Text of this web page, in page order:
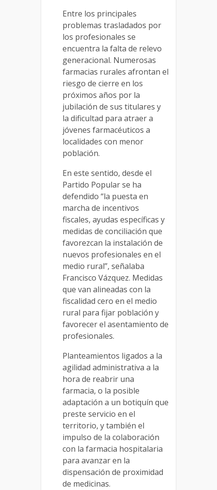
Entre los principales
problemas trasladados por
los profesionales se
encuentra la falta de relevo
generacional. Numerosas
farmacias rurales afrontan el
riesgo de cierre en los
próximos años por la
jubilación de sus titulares y
la dificultad para atraer a
jóvenes farmacéuticos a
localidades con menor
población.
En este sentido, desde el
Partido Popular se ha
defendido “la puesta en
marcha de incentivos
fiscales, ayudas específicas y
medidas de conciliación que
favorezcan la instalación de
nuevos profesionales en el
medio rural”, señalaba
Francisco Vázquez. Medidas
que van alineadas con la
fiscalidad cero en el medio
rural para fijar población y
favorecer el asentamiento de
profesionales.
Planteamientos ligados a la
agilidad administrativa a la
hora de reabrir una
farmacia, o la posible
adaptación a un botiquín que
preste servicio en el
territorio, y también el
impulso de la colaboración
con la farmacia hospitalaria
para avanzar en la
dispensación de proximidad
de medicinas.